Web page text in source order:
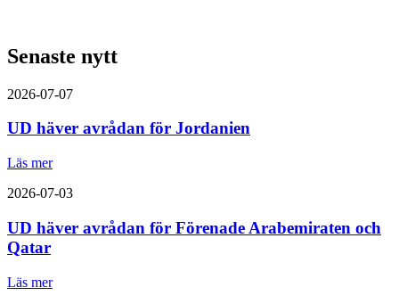
Senaste nytt
2026-07-07
UD häver avrådan för Jordanien
Läs mer
2026-07-03
UD häver avrådan för Förenade Arabemiraten och
Qatar
Läs mer